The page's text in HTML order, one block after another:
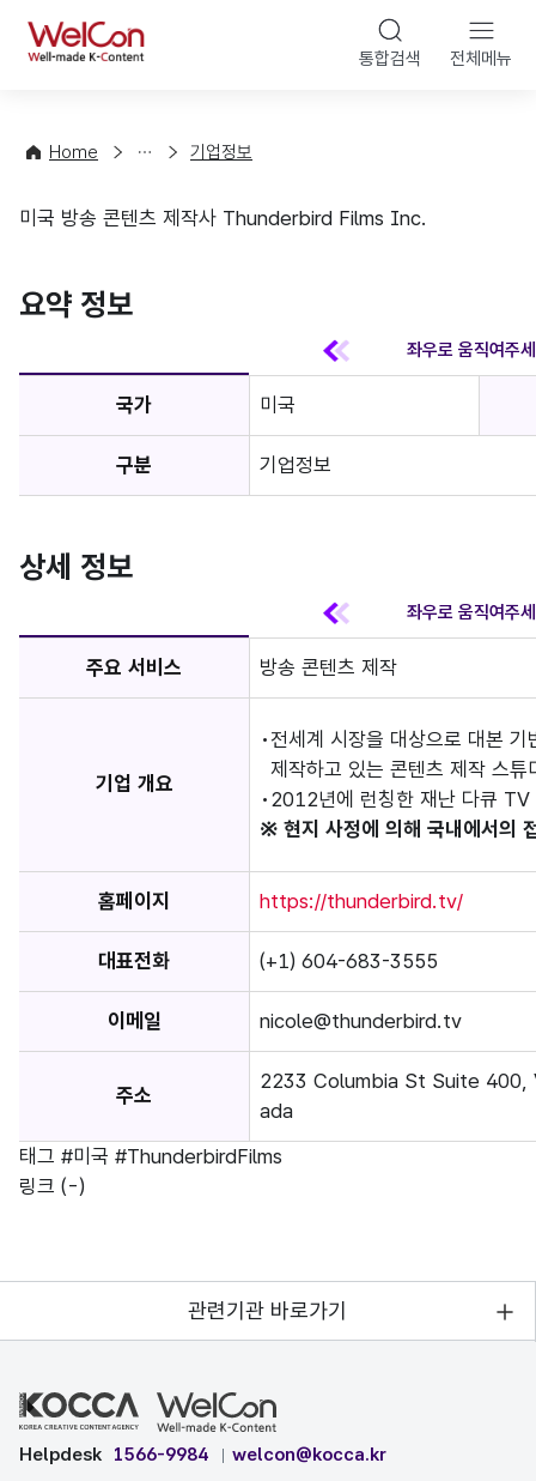
WelCon 통합검색 전체메뉴
Home
컨
팅
해
기
정
기업정보
기업정보
미국 방송 콘텐츠 제작사 Thunderbird Films Inc.
요약 정보
국가 미국
구분 기업정보
상세 정보
주요 서비스 방송 콘텐츠 제작
기업 개요
전세계 시장을 대상으로 대본
제작하고 있는 콘텐츠 제작 스튜
2012년에 런칭한 재난 다큐
※ 현지 사정에 의해 국내에서의
홈페이지 https://thunderbird.tv/
대표전화 (+1) 604-683-3555
이메일 nicole@thunderbird.tv
주소
2233 Columbia St Suite 400,
ada
태그 #미국 #ThunderbirdFilms
링크 (-)
관련기관 바로가기
Helpdesk 1566-9984
welcon@kocca.kr